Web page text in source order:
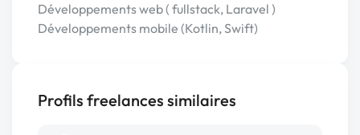
Développements web ( fullstack, Laravel )
Développements mobile (Kotlin, Swift)
Profils freelances similaires